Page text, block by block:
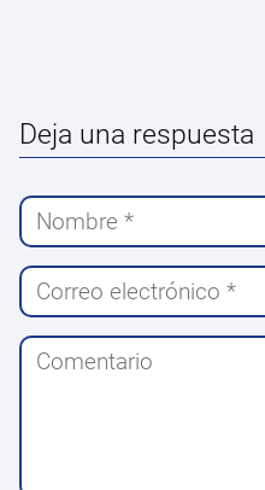
Deja una respuesta